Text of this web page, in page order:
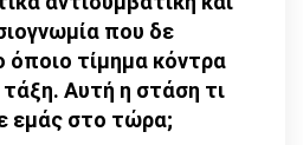
που δε
τίμημα κόντρα
Αυτή η στάση τι
εμάς στο τώρα;